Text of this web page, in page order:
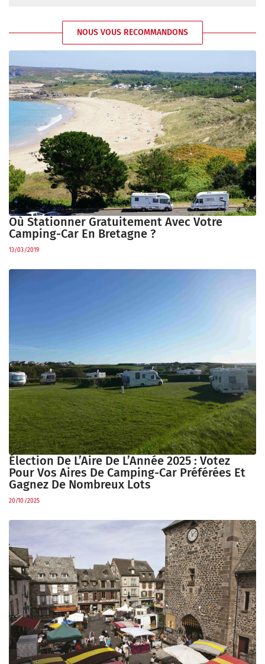
NOUS VOUS RECOMMANDONS
Où Stationner Gratuitement Avec Votre
Camping-Car En Bretagne ?
13/03/2019
Élection De L’Aire De L’Année 2025 : Votez
Pour Vos Aires De Camping-Car Préférées Et
Gagnez De Nombreux Lots
20/10/2025